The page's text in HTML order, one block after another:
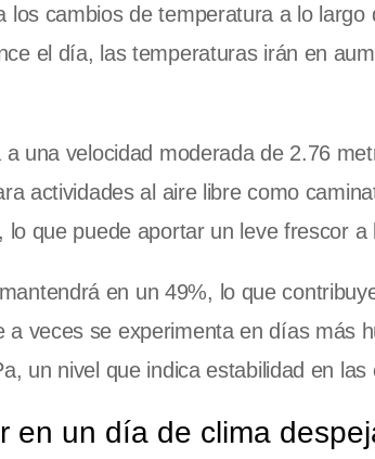
los cambios de temperatura a lo
el día, las temperaturas irán en
a una velocidad moderada de 2.76
actividades al aire libre como
lo que puede aportar un leve frescor a
en un 49%, lo que
a veces se experimenta en días más
un nivel que indica estabilidad en las
en un día de clima